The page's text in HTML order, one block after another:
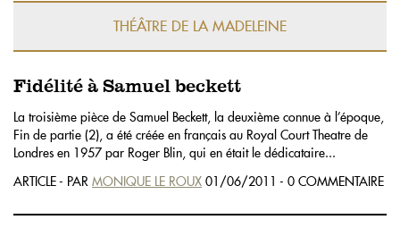
THÉÂTRE DE LA MADELEINE
Fidélité à Samuel beckett
La troisième pièce de Samuel Beckett, la deuxième connue à l’époque,
Fin de partie (2), a été créée en français au Royal Court Theatre de
Londres en 1957 par Roger Blin, qui en était le dédicataire...
ARTICLE - PAR MONIQUE LE ROUX 01/06/2011 - 0 COMMENTAIRE